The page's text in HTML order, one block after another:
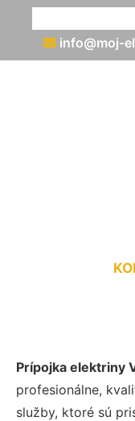
info@moj-
Prípojka elektriny
profesionálne,
služby, ktoré sú